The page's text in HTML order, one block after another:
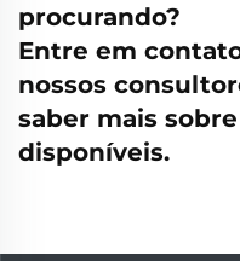
procurando?
Entre em
nossos
saber mais
disponíveis.